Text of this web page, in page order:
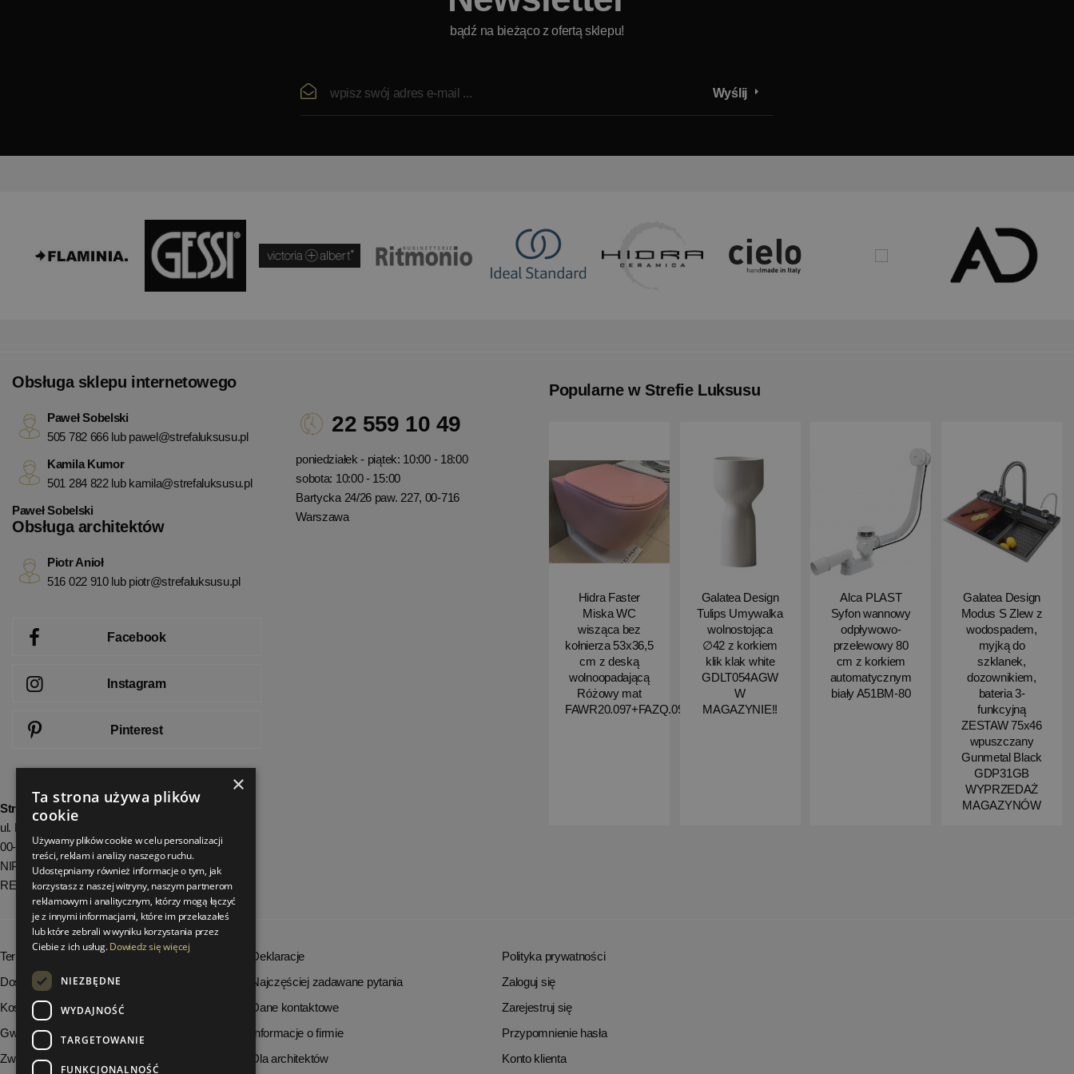
bądź na bieżąco z ofertą sklepu!
Wyślij
Popularne w Strefie Luksusu
Hidra Faster
Miska WC
wisząca bez
kołnierza 53x36,5
cm z deską
wolnoopadającą
Różowy mat
FAWR20.097+FAZQ.097
Galatea Design
Tulips Umywalka
wolnostojąca
∅42 z korkiem
klik klak white
GDLT054AGW
W
MAGAZYNIE!!
Alca PLAST
Syfon wannowy
odpływowo-
przelewowy 80
cm z korkiem
automatycznym
biały A51BM-80
Galatea Design
Modus S Zlew z
wodospadem,
myjką do
szklanek,
dozownikiem,
bateria 3-
funkcyjną
ZESTAW 75x46
wpuszczany
Gunmetal Black
GDP31GB
WYPRZEDAŻ
MAGAZYNÓW
22 559 10 49
poniedziałek - piątek: 10:00 - 18:00
sobota: 10:00 - 15:00
Bartycka 24/26 paw. 227, 00-716
Warszawa
Obsługa sklepu internetowego
Paweł Sobelski
505 782 666 lub pawel@strefaluksusu.pl
Kamila Kumor
501 284 822 lub kamila@strefaluksusu.pl
Paweł Sobelski
Obsługa architektów
Piotr Anioł
516 022 910 lub piotr@strefaluksusu.pl
Facebook
Instagram
Pinterest
StrefaLuksusu.pl
ul. Bartycka 24/26 Pawilon 227
00-716 Warszawa
NIP: 8251972213
REGON: 06035139
Terminy realizacji zamówień
Dostępność produktów
Koszty dostawy
Gwarancja i serwis
Zwrot towaru
Deklaracje
Najczęściej zadawane pytania
Dane kontaktowe
Informacje o firmie
Dla architektów
Polityka prywatności
Zaloguj się
Zarejestruj się
Przypomnienie hasła
Konto klienta
×
Ta strona używa plików
cookie
Używamy plików cookie w celu personalizacji
treści, reklam i analizy naszego ruchu.
Udostępniamy również informacje o tym, jak
korzystasz z naszej witryny, naszym partnerom
reklamowym i analitycznym, którzy mogą łączyć
je z innymi informacjami, które im przekazałeś
lub które zebrali w wyniku korzystania przez
Ciebie z ich usług.Dowiedz się więcej
NIEZBĘDNE
WYDAJNOŚĆ
TARGETOWANIE
FUNKCJONALNOŚĆ